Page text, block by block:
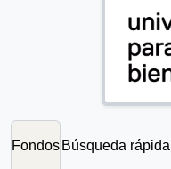
Fondos Búsqueda rápida